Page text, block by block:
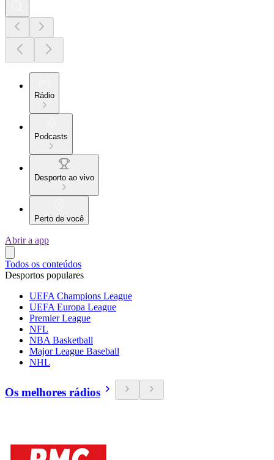
Rádio
Podcasts
Desporto ao vivo
Perto de você
Abrir a app
Todos os conteúdos
Desportos populares
UEFA Champions League
UEFA Europa League
Premier League
NFL
NBA Basketball
Major League Baseball
NHL
Os melhores rádios